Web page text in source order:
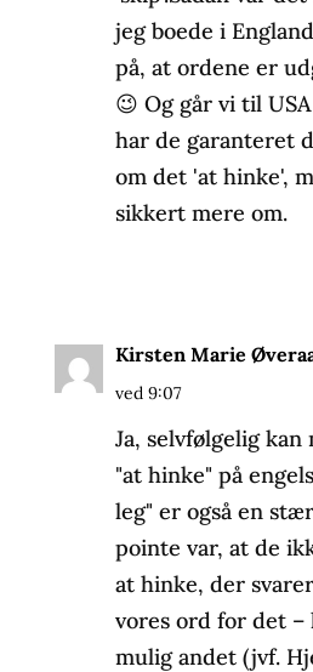
jeg boede i
på, at ordene er
😉 Og går vi til
har de garanteret
om det 'at hinke',
sikkert mere om.
Kirsten Marie
ved 9:07
Ja, selvfølgelig
"at hinke" på
leg" er også en
pointe var, at de
at hinke, der
vores ord for det –
mulig andet (jvf.